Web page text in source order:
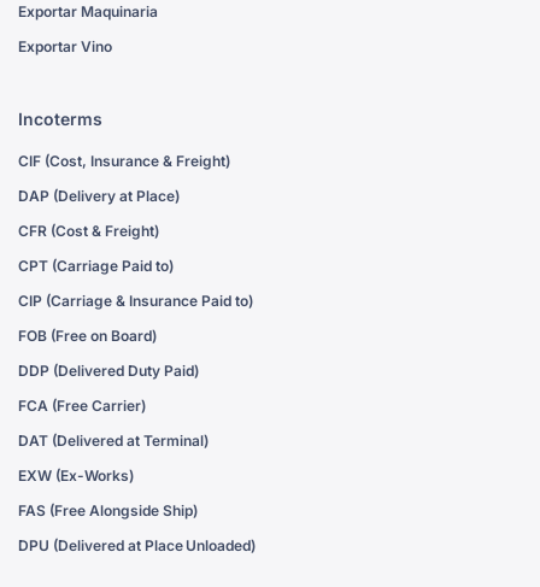
Exportar Maquinaria
Exportar Vino
Incoterms
CIF (Cost, Insurance & Freight)
DAP (Delivery at Place)
CFR (Cost & Freight)
CPT (Carriage Paid to)
CIP (Carriage & Insurance Paid to)
FOB (Free on Board)
DDP (Delivered Duty Paid)
FCA (Free Carrier)
DAT (Delivered at Terminal)
EXW (Ex-Works)
FAS (Free Alongside Ship)
DPU (Delivered at Place Unloaded)